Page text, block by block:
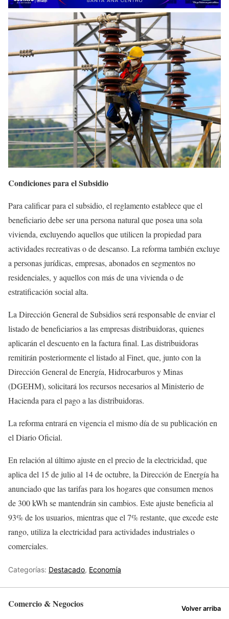
Condiciones para el Subsidio
Para calificar para el subsidio, el reglamento establece que el
beneficiario debe ser una persona natural que posea una sola
vivienda, excluyendo aquellos que utilicen la propiedad para
actividades recreativas o de descanso. La reforma también excluye
a personas jurídicas, empresas, abonados en segmentos no
residenciales, y aquellos con más de una vivienda o de
estratificación social alta.
La Dirección General de Subsidios será responsable de enviar el
listado de beneficiarios a las empresas distribuidoras, quienes
aplicarán el descuento en la factura final. Las distribuidoras
remitirán posteriormente el listado al Finet, que, junto con la
Dirección General de Energía, Hidrocarburos y Minas
(DGEHM), solicitará los recursos necesarios al Ministerio de
Hacienda para el pago a las distribuidoras.
La reforma entrará en vigencia el mismo día de su publicación en
el Diario Oficial.
En relación al último ajuste en el precio de la electricidad, que
aplica del 15 de julio al 14 de octubre, la Dirección de Energía ha
anunciado que las tarifas para los hogares que consumen menos
de 300 kWh se mantendrán sin cambios. Este ajuste beneficia al
93% de los usuarios, mientras que el 7% restante, que excede este
rango, utiliza la electricidad para actividades industriales o
comerciales.
Categorías: Destacado, Economía
Comercio & Negocios Volver arriba